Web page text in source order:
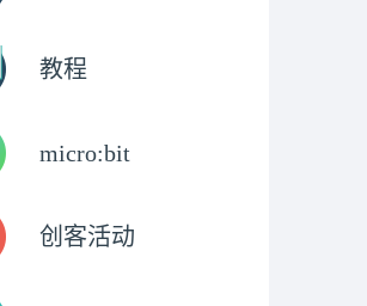
教程
micro:bit
创客活动